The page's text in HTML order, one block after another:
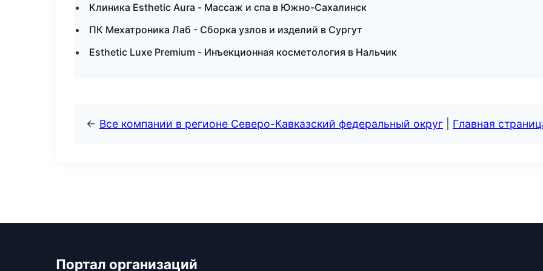
Клиника Esthetic Aura - Массаж и спа в Южно-Сахалинск
ПК Мехатроника Лаб - Сборка узлов и изделий в Сургут
Esthetic Luxe Premium - Инъекционная косметология в Нальчик
← Все компании в регионе Северо-Кавказский федеральный округ Главная
Портал организаций